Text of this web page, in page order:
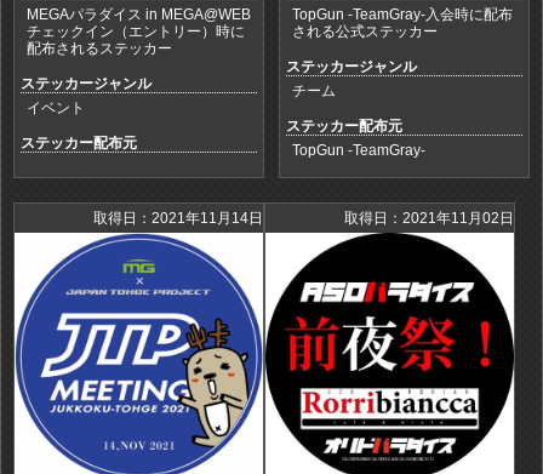
MEGAパラダイス in MEGA@WEB
チェックイン（エントリー）時に
配布されるステッカー
ステッカージャンル
イベント
ステッカー配布元
TopGun -TeamGray-入会時に配布
される公式ステッカー
ステッカージャンル
チーム
ステッカー配布元
TopGun -TeamGray-
取得日：2021年11月14日 取得日：2021年11月02日